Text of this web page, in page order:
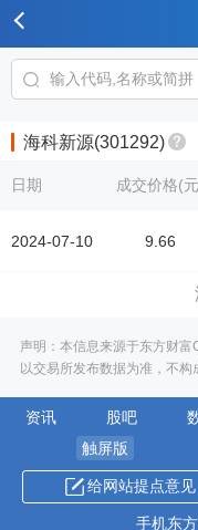
海科新源(301292)
日期
2024-07-10
成交价格(
9.66
声明：本信息来源于东方财
以交易所发布数据为准，不构
资讯 股吧
触屏版
给网站提点意见
手机东